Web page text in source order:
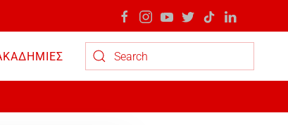
Type 2 or more characters for results.